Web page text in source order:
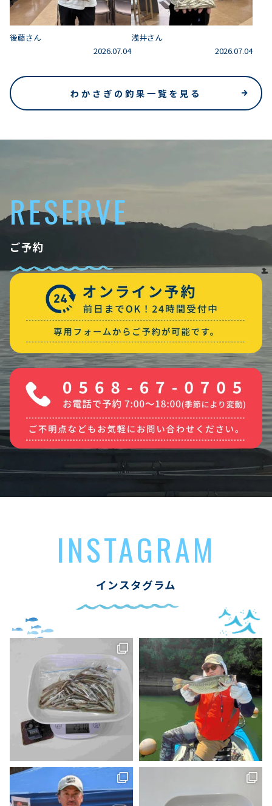
後藤さん
2026.07.04
浅井さん
2026.07.04
わかさぎの釣果一覧を見る
RESERVE
ご予約
INSTAGRAM
インスタグラム